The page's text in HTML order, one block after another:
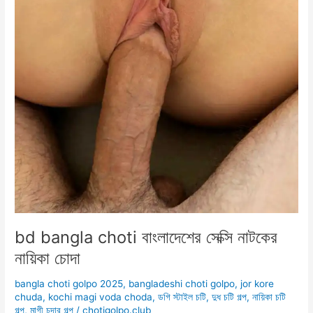
bd bangla choti বাংলাদেশের সেক্সি নাটকের
নায়িকা চোদা
bangla choti golpo 2025, bangladeshi choti golpo,jor kore
chuda, kochi magi voda choda,ডগি স্টাইল চটি,দুধ চটি গল্প,নায়িকা চটি
গল্প,মাগী চুদার গল্প /chotigolpo.club